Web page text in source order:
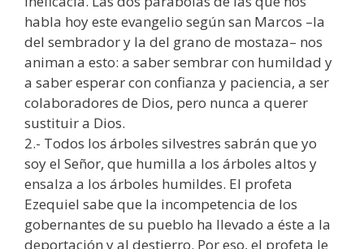
habla hoy este evangelio según san Marcos –la
del sembrador y la del grano de mostaza– nos
animan a esto: a saber sembrar con humildad y
a saber esperar con confianza y paciencia, a ser
colaboradores de Dios, pero nunca a querer
sustituir a Dios.
2.- Todos los árboles silvestres sabrán que yo
soy el Señor, que humilla a los árboles altos y
ensalza a los árboles humildes. El profeta
Ezequiel sabe que la incompetencia de los
gobernantes de su pueblo ha llevado a éste a la
deportación y al destierro. Por eso, el profeta le